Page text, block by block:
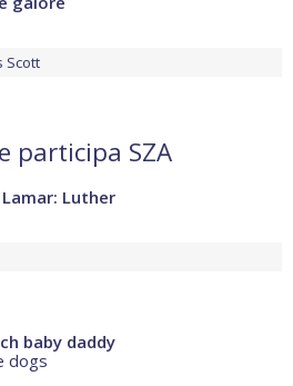
Scott
participa SZA
Luther
baby daddy
dogs